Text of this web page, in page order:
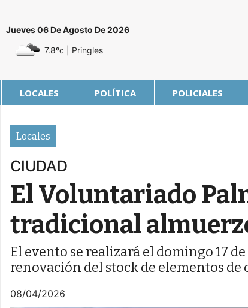
Jueves 06 De Agosto De 2026
7.8ºc
| Pringles
LOCALES POLÍTICA POLICIALES
Locales
CIUDAD
El Voluntariado
tradicional
El evento se realizará el domingo 17
renovación del stock de elementos de
08/04/2026